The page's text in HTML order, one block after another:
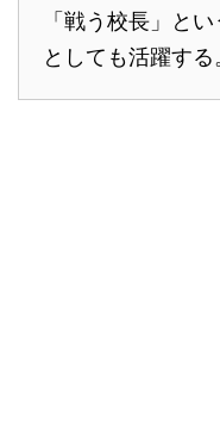
「戦う校長」と
としても活躍する